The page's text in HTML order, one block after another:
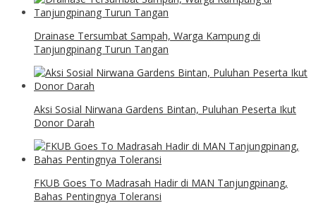
Drainase Tersumbat Sampah, Warga Kampung di
Tanjungpinang Turun Tangan
Aksi Sosial Nirwana Gardens Bintan, Puluhan Peserta Ikut
Donor Darah
FKUB Goes To Madrasah Hadir di MAN Tanjungpinang,
Bahas Pentingnya Toleransi